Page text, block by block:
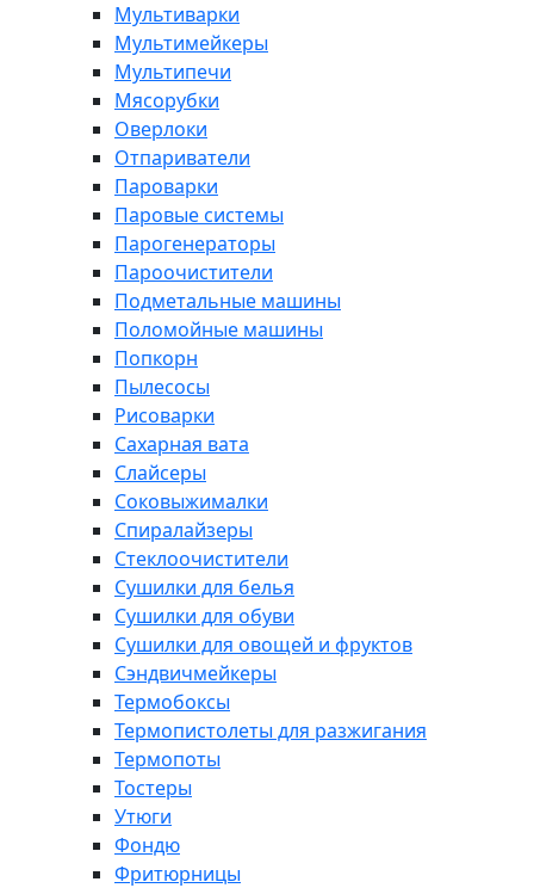
Мультиварки
Мультимейкеры
Мультипечи
Мясорубки
Оверлоки
Отпариватели
Пароварки
Паровые системы
Парогенераторы
Пароочистители
Подметальные машины
Поломойные машины
Попкорн
Пылесосы
Рисоварки
Сахарная вата
Слайсеры
Соковыжималки
Спиралайзеры
Стеклоочистители
Сушилки для белья
Сушилки для обуви
Сушилки для овощей и фруктов
Сэндвичмейкеры
Термобоксы
Термопистолеты для разжигания
Термопоты
Тостеры
Утюги
Фондю
Фритюрницы